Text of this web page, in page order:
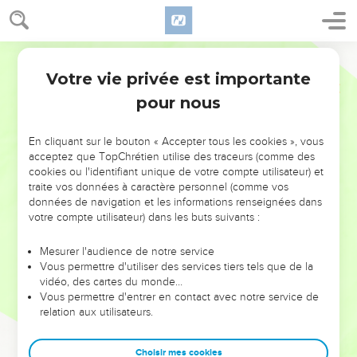
NE MANQUEZ PAS L’ÉVÉNEMENT
DE L’ANNÉE !
ET SI LEURS ERREURS POUVAIENT VOUS ÉVITER LES
VOTRES ?
leur foi ou leur vision. Mais on voit moins les doutes, les erreurs
et les saisons difficiles qu'ils ont traversés, alors même que ce
sont elles qui les ont façonnés.
Dans cette conférence, leaders, entrepreneurs, et responsables
clés pour avancer avec plus de sagesse afin que leurs erreurs
Votre vie privée est importante
pour nous
En cliquant sur le bouton « Accepter tous les cookies », vous
acceptez que TopChrétien utilise des traceurs (comme des
cookies ou l'identifiant unique de votre compte utilisateur) et
traite vos données à caractère personnel (comme vos
données de navigation et les informations renseignées dans
votre compte utilisateur) dans les buts suivants :
Mesurer l'audience de notre service
Vous permettre d'utiliser des services tiers tels que de la
vidéo, des cartes du monde…
Vous permettre d'entrer en contact avec notre service de
relation aux utilisateurs.
Choisir mes cookies